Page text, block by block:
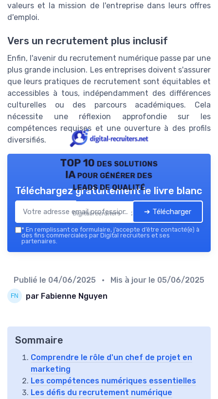
valeurs et la mission de l'entreprise dans leurs offres
d'emploi.
Vers un recrutement plus inclusif
Enfin, l'avenir du recrutement numérique passe par une
plus grande inclusion. Les entreprises doivent s'assurer
que leurs pratiques de recrutement sont équitables et
accessibles à tous, indépendamment des différences
culturelles ou des parcours académiques. Cela
nécessite une réflexion approfondie sur les
compétences requises et une ouverture à des profils
diversifiés.
TOP 10 des solutions
IA pour générer des
leads de qualité
Digital recruiters — 2026
Téléchargez gratuitement le livre blanc
➔ Télécharger
* En remplissant ce formulaire, j’accepte d’être contacté(e) à
des fins commerciales par Digital recruiters et ses
partenaires.
Publié le 04/06/2025 • Mis à jour le 05/06/2025
par Fabienne Nguyen
Sommaire
Comprendre le rôle d'un chef de projet en
marketing
Les compétences numériques essentielles
Les défis du recrutement numérique